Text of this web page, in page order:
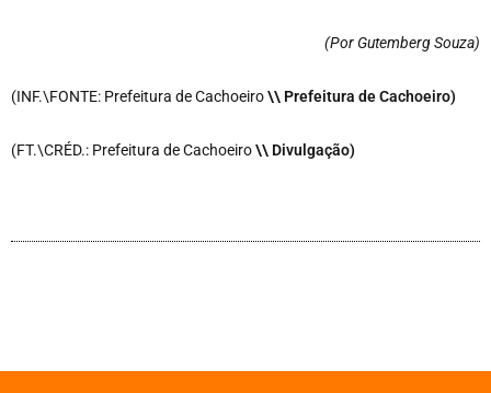
(Por Gutemberg Souza)
(INF.\FONTE: Prefeitura de Cachoeiro\\ Prefeitura de Cachoeiro)
(FT.\CRÉD.: Prefeitura de Cachoeiro\\ Divulgação)